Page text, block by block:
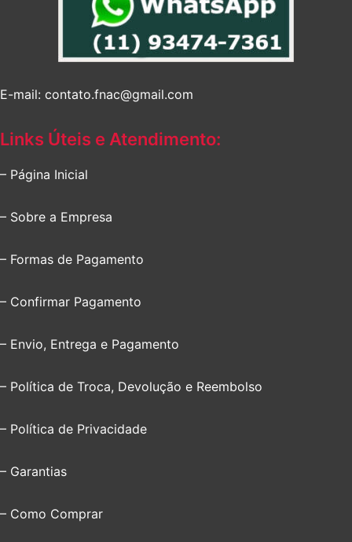
E-mail: contato.fnac@gmail.com
Links Úteis e Atendimento:
– Página Inicial
– Sobre a Empresa
– Formas de Pagamento
– Confirmar Pagamento
– Envio, Entrega e Pagamento
– Política de Troca, Devolução e Reembolso
– Política de Privacidade
– Garantias
– Como Comprar